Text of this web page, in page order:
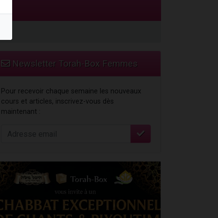
Newsletter Torah-Box Femmes
Pour recevoir chaque semaine les nouveaux
cours et articles, inscrivez-vous dès
maintenant :